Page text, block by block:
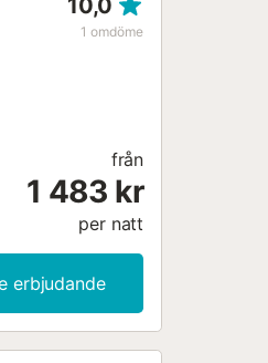
10,0
1 omdöme
från
1 483 kr
per natt
erbjudande